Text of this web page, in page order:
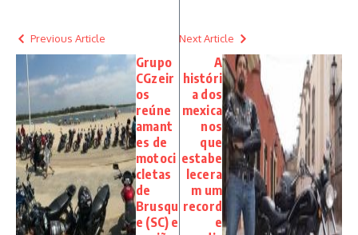
Previous Article
Grupo
CGzeir
os
reúne
amant
es de
motoci
cletas
de
Brusqu
e (SC) e
Next Article
A
históri
a dos
mexica
nos
que
estabe
lecera
m um
record
e